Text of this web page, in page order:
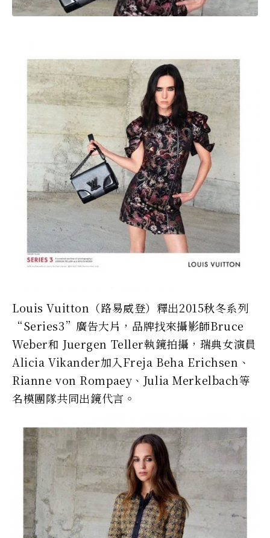
Louis Vuitton（路易威登）釋出2015秋冬系列
“Series3”廣告大片，品牌找來攝影師Bruce
Weber和 Juergen Teller執鏡拍攝，瑞典女演員
Alicia Vikander加入Freja Beha Erichsen、
Rianne von Rompaey、Julia Merkelbach等
名模團隊共同出鏡代言。